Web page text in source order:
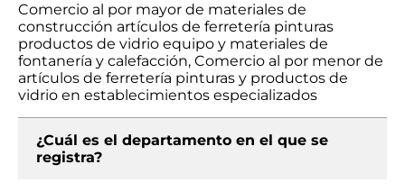
Comercio al por mayor de materiales de
construcción artículos de ferretería pinturas
productos de vidrio equipo y materiales de
fontanería y calefacción, Comercio al por menor de
artículos de ferretería pinturas y productos de
vidrio en establecimientos especializados
¿Cuál es el departamento en el que se
registra?